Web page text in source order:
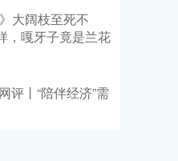
大阔枝至死不
，嘎牙子竟是兰花
评丨“陪伴经济”需